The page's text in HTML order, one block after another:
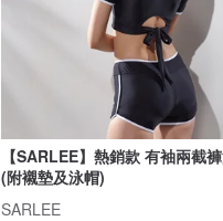
【SARLEE】熱銷款 有袖兩截
(附襯墊及泳帽)
SARLEE